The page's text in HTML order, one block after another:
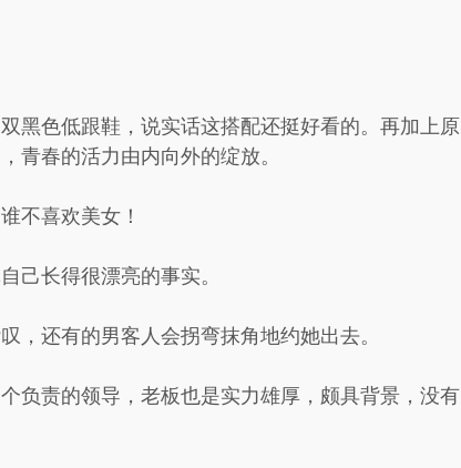
黑色低跟鞋，说实话这搭配还挺好看的。再加上原
青春的活力由内向外的绽放。
不喜欢美女！
己长得很漂亮的事实。
，还有的男客人会拐弯抹角地约她出去。
负责的领导，老板也是实力雄厚，颇具背景，没有